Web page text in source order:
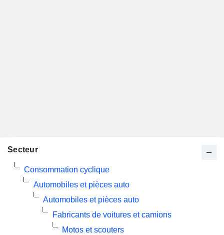
Secteur
Consommation cyclique
Automobiles et pièces auto
Automobiles et pièces auto
Fabricants de voitures et camions
Motos et scouters